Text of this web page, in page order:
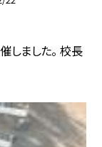
しました。 校長